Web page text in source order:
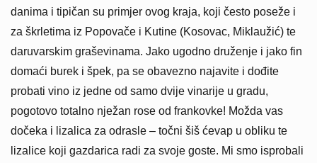
danima i tipičan su primjer ovog kraja, koji često poseže i
za škrletima iz Popovače i Kutine (Kosovac, Miklaužić) te
daruvarskim graševinama. Jako ugodno druženje i jako fin
domaći burek i špek, pa se obavezno najavite i dođite
probati vino iz jedne od samo dvije vinarije u gradu,
pogotovo totalno nježan rose od frankovke! Možda vas
dočeka i lizalica za odrasle – točni šiš ćevap u obliku te
lizalice koji gazdarica radi za svoje goste. Mi smo isprobali